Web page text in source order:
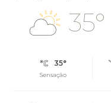
35°
35°
Sensação